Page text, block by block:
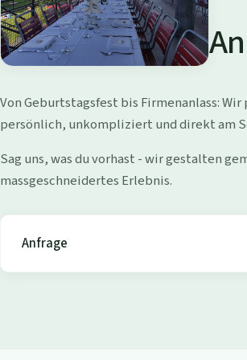
d
i
W
o
l
l
i
s
Von Geburtstagsfest bis Firmenanlass:
persönlich, unkompliziert und direkt am
Sag uns, was du vorhast - wir gestalten
massgeschneidertes Erlebnis.
Anfrage